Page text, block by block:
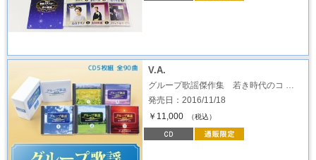
V.A.
グループ歌謡傑作集 若き時代のコ …
発売日：2016/11/18
￥11,000
（税込）